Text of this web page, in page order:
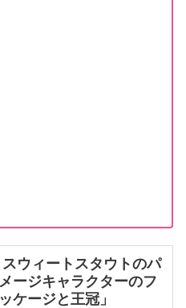
スウィートスタウトのパ
ージキャラクターのフ
ケージと王冠」